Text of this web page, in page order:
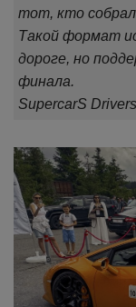
тот, кто
Такой формат
дороге, но
финала.
SupercarS